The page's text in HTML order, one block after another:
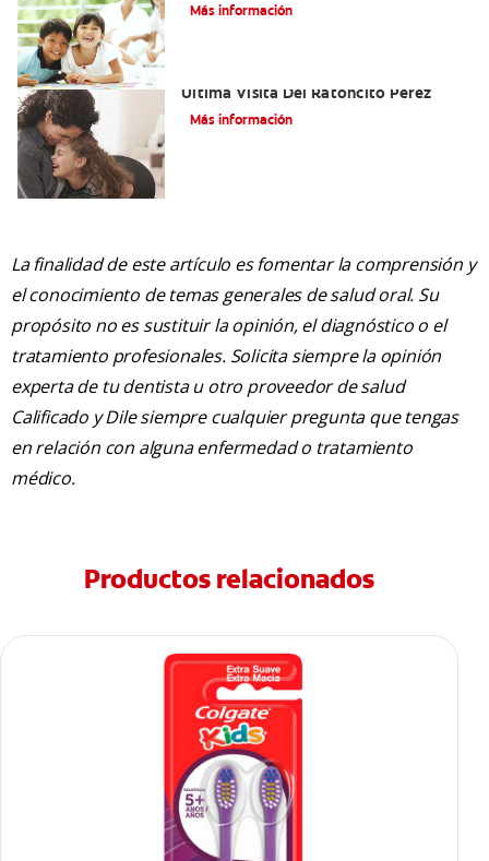
Más información
Última Visita Del Ratoncito Pérez
Más información
La finalidad de este artículo es fomentar la comprensión y
el conocimiento de temas generales de salud oral. Su
propósito no es sustituir la opinión, el diagnóstico o el
tratamiento profesionales. Solicita siempre la opinión
experta de tu dentista u otro proveedor de salud
Calificado y Dile siempre cualquier pregunta que tengas
en relación con alguna enfermedad o tratamiento
médico.
Productos relacionados